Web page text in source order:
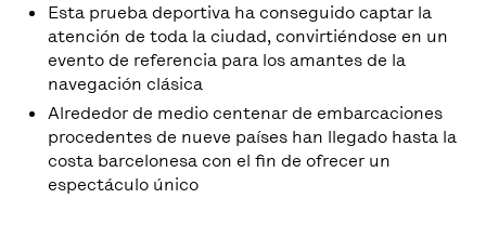
Esta prueba deportiva ha conseguido captar la
atención de toda la ciudad, convirtiéndose en un
evento de referencia para los amantes de la
navegación clásica
Alrededor de medio centenar de embarcaciones
procedentes de nueve países han llegado hasta la
costa barcelonesa con el fin de ofrecer un
espectáculo único